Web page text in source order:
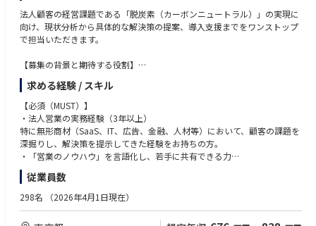
法人顧客の経営課題である「脱炭素（カーボンニュートラル）」の実現に
向け、現状分析から具体的な解決策の提案、導入支援までをワンストップ
で担当いただきます。
【募集の背景と期待する役割】
当組織は現在、新卒入社の若手社員が中心となって構成されています。そ
れぞれが変化のある脱炭素分野の知識を柔軟に吸収をして対応が出来てい
る一方で、ノウハウの共有や提案の平準化が課題です。そこで事業の急拡
大に伴い、異業界（SaaS、IT、金融、人材等）で培われた「質の高い提案
営業のノウハウ」を組織に注入し、組織を牽引していただける中途採用メ
ンバーを求めています。プレイヤーとしての活躍はもちろん、組織全体の
営業レベルの平準化をする役割を期待しています。
【具体的に提案する内容（例）】
再エネ電力の導入 ：太陽光や風力で作られたクリーンな電気への切り
替え提案
PPA（電力販売契約）：企業の屋根等に設置された太陽光パネルの有効活
求める経験 / スキル
【必須（MUST）】
・法人営業の実務経験（3年以上）
特に無形商材（SaaS、IT、広告、金融、人材等）において、顧客の課題を
深掘りし、解決策を提示してきた経験をお持ちの方。
・「営業のノウハウ」を言語化し、若手に共有できる力
自身の成功体験を若手社員に伝え、組織全体の成長に貢献したいという意
欲。
・新しい分野への高い適応力
チアップする姿勢。
従業員数
298名 （2026年4月1日現在）